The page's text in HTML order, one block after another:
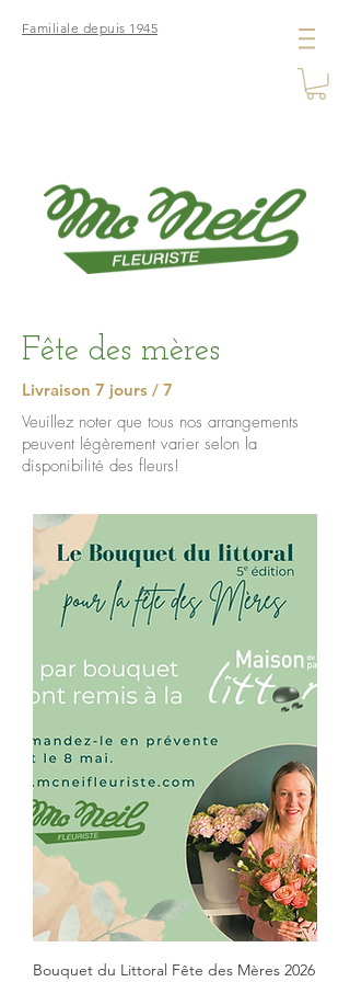
Familiale depuis 1945
Fête des mères
Livraison 7 jours / 7
Veuillez noter que tous nos arrangements
peuvent légèrement varier selon la
disponibilité des fleurs!
Bouquet du Littoral Fête des Mères 2026